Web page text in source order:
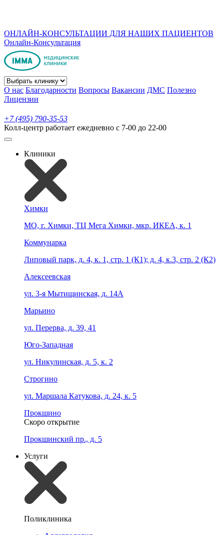
ОНЛАЙН-КОНСУЛЬТАЦИИ ДЛЯ НАШИХ ПАЦИЕНТОВ
Онлайн-Консультация
О нас Благодарности Вопросы Вакансии ДМС Полезно
Лицензии
+7 (495) 790-35-53
Колл-центр работает ежедневно с 7-00 до 22-00
Клиники
Химки
МО, г. Химки, ТЦ Мега Химки, мкр. ИКЕА, к. 1
Коммунарка
Липовый парк, д. 4, к. 1, стр. 1 (К1); д. 4, к.3, стр. 2 (К2)
Алексеевская
ул. 3-я Мытищинская, д. 14А
Марьино
ул. Перерва, д. 39, 41
Юго-Западная
ул. Никулинская, д. 5, к. 2
Строгино
ул. Маршала Катукова, д. 24, к. 5
Прокшино
Скоро открытие
Прокшинский пр., д. 5
Услуги
Поликлиника